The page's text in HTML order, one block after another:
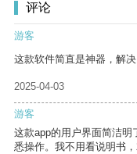
评论
游客
这款软件简直是神器，解决
2025-04-03
游客
这款app的用户界面简洁
悉操作。我不用看说明书